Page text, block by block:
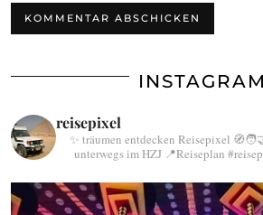
INSTAGRAM
reisepixel
✨ träumen entdecken Reisepixel
unterwegs im HZJ 📍Reiseplan